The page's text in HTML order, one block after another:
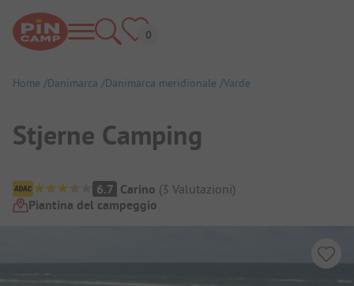
Home Danimarca Danimarca meridionale Varde
Stjerne Camping
Panoramica del campeggio
6.7 Carino (3 Valutazioni)
Piantina del campeggio